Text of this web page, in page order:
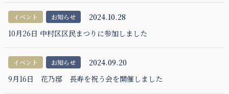
イベント お知らせ
2024.10.28
10月26日 中村区区民まつりに参加しました
イベント お知らせ
2024.09.20
9月16日 花乃邸 長寿を祝う会を開催しました